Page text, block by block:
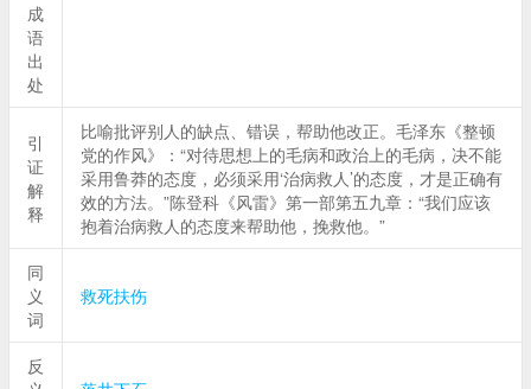
成
语
出
处
引
证
解
释
比喻批评别人的缺点、错误，帮助他改正。毛泽东《整顿
党的作风》：“对待思想上的毛病和政治上的毛病，决不能
采用鲁莽的态度，必须采用‘治病救人’的态度，才是正确有
效的方法。”陈登科《风雷》第一部第五九章：“我们应该
抱着治病救人的态度来帮助他，挽救他。”
同
义
词
救死扶伤
反